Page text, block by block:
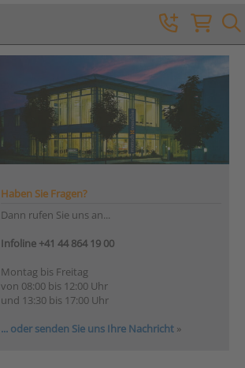
Haben Sie Fragen?
Dann rufen Sie uns an...
Infoline +41 44 864 19 00
Montag bis Freitag
von 08:00 bis 12:00 Uhr
und 13:30 bis 17:00 Uhr
... oder senden Sie uns Ihre Nachricht »